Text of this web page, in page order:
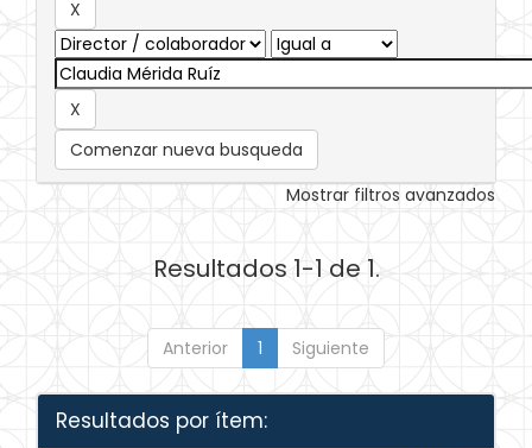
Comenzar nueva busqueda
Mostrar filtros avanzados
Resultados 1-1 de 1.
Anterior 1 Siguiente
Resultados por ítem: